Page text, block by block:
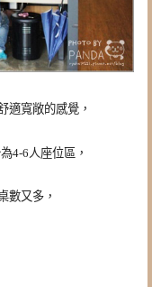
適寬敞的感覺，
4-6人座位區，
數又多，